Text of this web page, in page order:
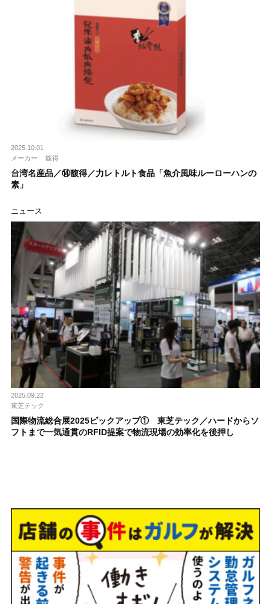
2025.10.01
メーカー
馥得
台湾名産品／⑭馥得／⼒レトルト食品「⿂介⾵味ルーローハンの
素」
ニュース
2025.09.22
東芝テック
国際物流総合展2025ピックアップ① 東芝テック／ハードからソ
フトまで一気通貫のRFID提案で物流現場の効率化を後押し